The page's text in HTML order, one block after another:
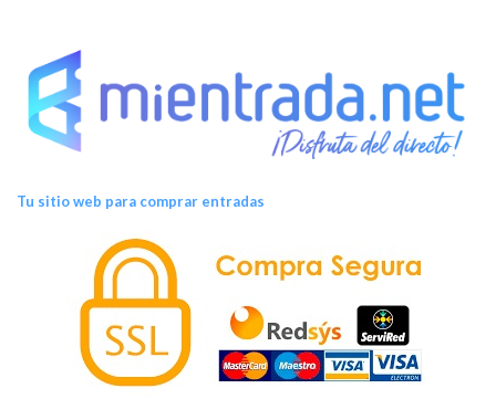
Tu sitio web para comprar entradas